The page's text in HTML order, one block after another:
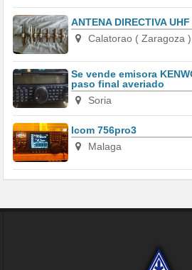
ANTENA DIRECTIVA UHF
Calatorao ( Zaragoza )
Se vende emisora
paso final averiado
Soria
Icom 756pro3
Malaga